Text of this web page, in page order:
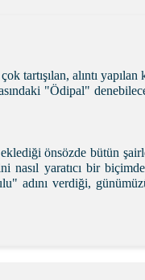
tartışılan, alıntı
"Ödipal"
önsözde bütün
nasıl yaratıcı bir
adını verdiği,